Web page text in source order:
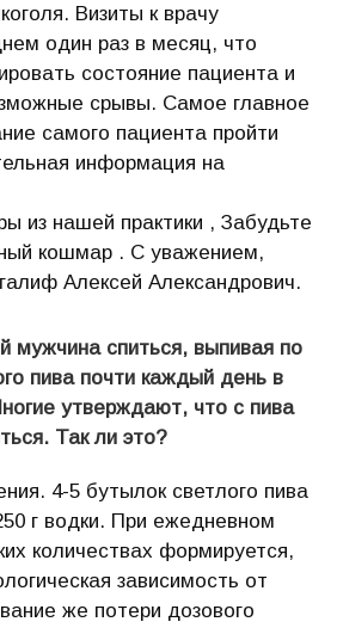
Визиты к врачу
один раз в месяц, что
состояние пациента и
срывы. Самое главное
самого пациента пройти
информация на
из нашей практики , Забудьте
кошмар . С уважением,
Алексей Александрович.
мужчина спиться, выпивая по
пива почти каждый день в
утверждают, что с пива
Так ли это?
4-5 бутылок светлого пива
г водки. При ежедневном
количествах формируется,
зависимость от
же потери дозового